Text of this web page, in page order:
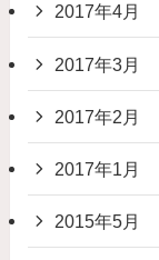
2017年4月
2017年3月
2017年2月
2017年1月
2015年5月